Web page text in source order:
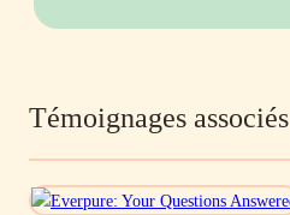
Témoignages associés